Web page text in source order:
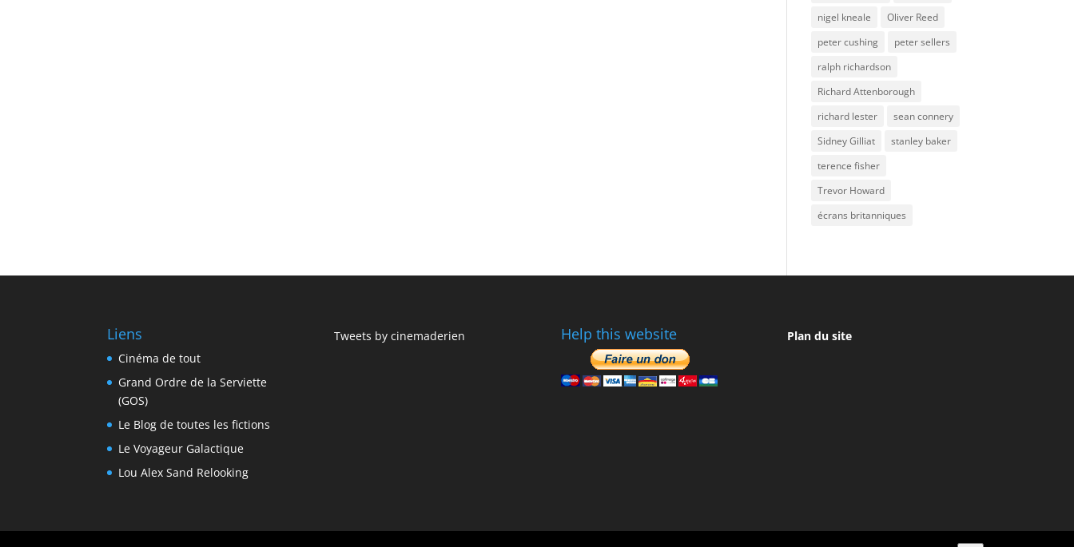
nigel kneale
Oliver Reed
peter cushing
peter sellers
ralph richardson
Richard Attenborough
richard lester
sean connery
Sidney Gilliat
stanley baker
terence fisher
Trevor Howard
écrans britanniques
Liens
Cinéma de tout
Grand Ordre de la Serviette
(GOS)
Le Blog de toutes les fictions
Le Voyageur Galactique
Lou Alex Sand Relooking
Tweets by cinemaderien Help this website Plan du site